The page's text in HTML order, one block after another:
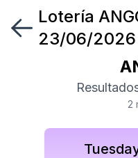
Síguenos
en
Lotería
23/06/2026
2